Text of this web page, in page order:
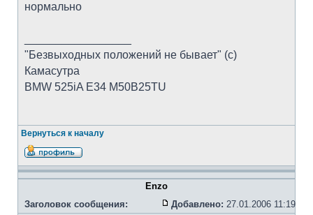
нормально
"Безвыходных положений не бывает" (с)
Камасутра
BMW 525iA E34 M50B25TU
Вернуться к началу
Enzo
Заголовок сообщения:
Добавлено: 27.01.2006 11:19